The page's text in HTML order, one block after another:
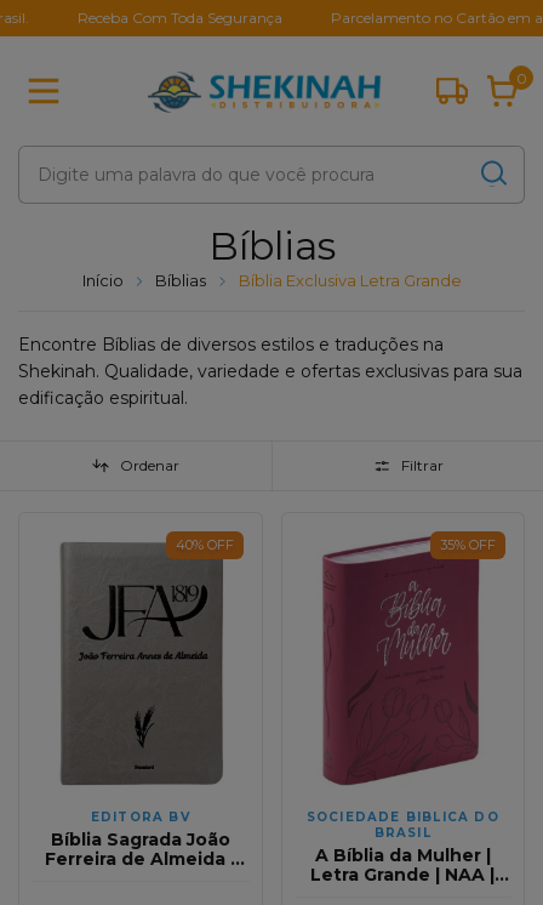
Receba Com Toda Segurança Parcelamento no Cartão em até
0
Bíblias
Início Bíblias Bíblia Exclusiva Letra Grande
Encontre Bíblias de diversos estilos e traduções na
Shekinah. Qualidade, variedade e ofertas exclusivas para sua
edificação espiritual.
Ordenar Filtrar
40% OFF
EDITORA BV
Bíblia Sagrada João
Ferreira de Almeida |
35% OFF
SOCIEDADE BIBLICA DO
BRASIL
A Bíblia da Mulher |
Letra Grande | NAA |